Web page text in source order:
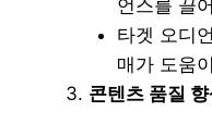
언스를 끌
타겟 오디
매가 도움
콘텐츠 품질